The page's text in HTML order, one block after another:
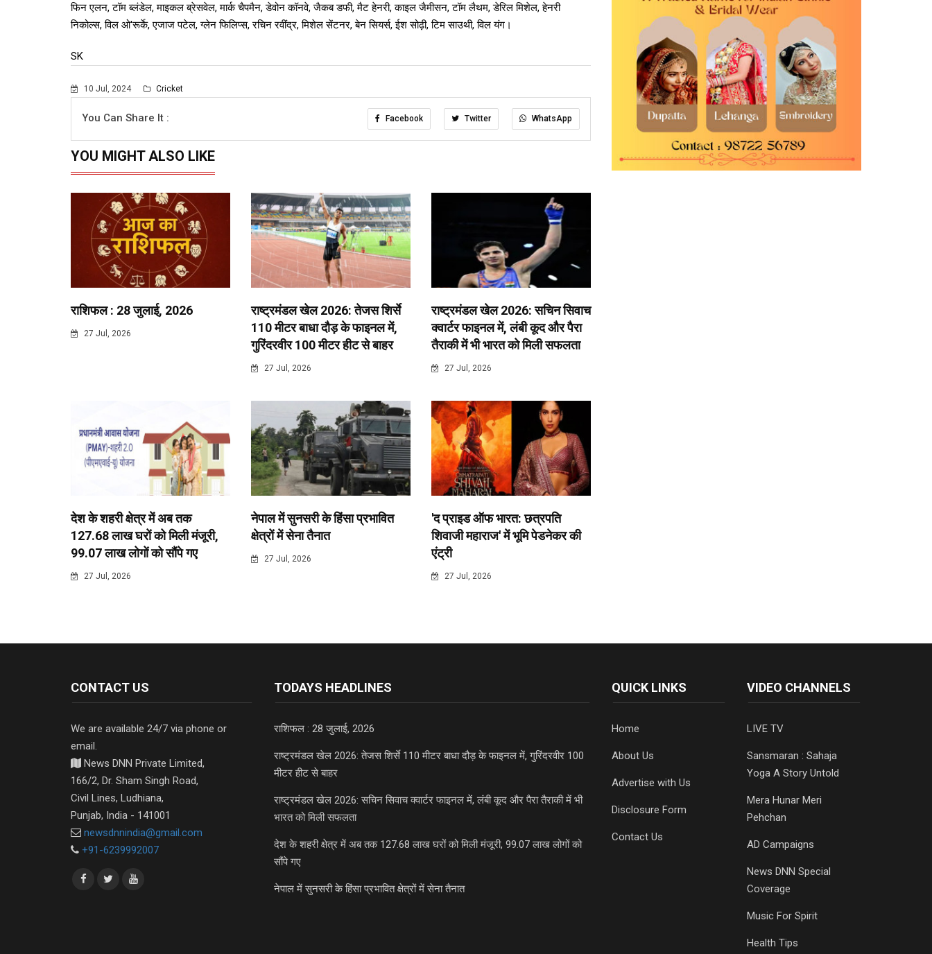
फिन एलन, टॉम ब्लंडेल, माइकल ब्रेसवेल, मार्क चैपमैन, डेवोन कॉनवे, जैकब डफी, मैट हेनरी, काइल जैमीसन, टॉम लैथम, डेरिल मिशेल, हेनरी
निकोल्स, विल ओ'रूर्के, एजाज पटेल, ग्लेन फिलिप्स, रचिन रवींद्र, मिशेल सेंटनर, बेन सियर्स, ईश सोढ़ी, टिम साउथी, विल यंग।
SK
10 Jul, 2024 Cricket
You Can Share It : Facebook Twitter WhatsApp
YOU MIGHT ALSO LIKE
राशिफल : 28 जुलाई, 2026
27 Jul, 2026
राष्ट्रमंडल खेल 2026: तेजस शिर्से
110 मीटर बाधा दौड़ के फाइनल में,
गुरिंदरवीर 100 मीटर हीट से बाहर
27 Jul, 2026
राष्ट्रमंडल खेल 2026: सचिन सिवाच
क्वार्टर फाइनल में, लंबी कूद और पैरा
तैराकी में भी भारत को मिली सफलता
27 Jul, 2026
देश के शहरी क्षेत्र में अब तक
127.68 लाख घरों को मिली मंजूरी,
99.07 लाख लोगों को सौंपे गए
27 Jul, 2026
नेपाल में सुनसरी के हिंसा प्रभावित
क्षेत्रों में सेना तैनात
27 Jul, 2026
'द प्राइड ऑफ भारत: छत्रपति
शिवाजी महाराज' में भूमि पेडनेकर की
एंट्री
27 Jul, 2026
CONTACT US
We are available 24/7 via phone or
email.
News DNN Private Limited,
166/2, Dr. Sham Singh Road,
Civil Lines, Ludhiana,
Punjab, India - 141001
newsdnnindia@gmail.com
+91-6239992007
TODAYS HEADLINES
राशिफल : 28 जुलाई, 2026
राष्ट्रमंडल खेल 2026: तेजस शिर्से 110 मीटर बाधा दौड़ के फाइनल में, गुरिंदरवीर 100
मीटर हीट से बाहर
राष्ट्रमंडल खेल 2026: सचिन सिवाच क्वार्टर फाइनल में, लंबी कूद और पैरा तैराकी में भी
भारत को मिली सफलता
देश के शहरी क्षेत्र में अब तक 127.68 लाख घरों को मिली मंजूरी, 99.07 लाख लोगों को
सौंपे गए
नेपाल में सुनसरी के हिंसा प्रभावित क्षेत्रों में सेना तैनात
QUICK LINKS
Home
About Us
Advertise with Us
Disclosure Form
Contact Us
VIDEO CHANNELS
LIVE TV
Sansmaran : Sahaja
Yoga A Story Untold
Mera Hunar Meri
Pehchan
AD Campaigns
News DNN Special
Coverage
Music For Spirit
Health Tips